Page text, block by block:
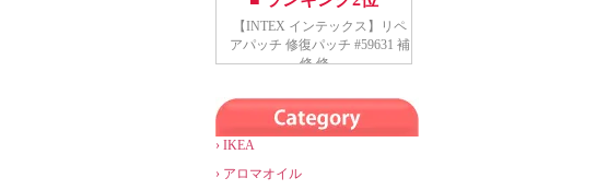
› IKEA
› アロマオイル